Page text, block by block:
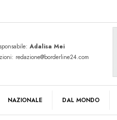
Adalisa Mei
redazione@borderline24.com
NAZIONALE DAL MONDO